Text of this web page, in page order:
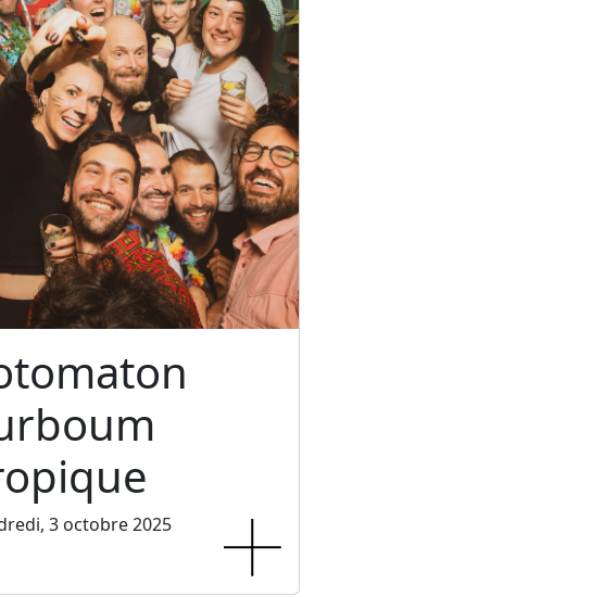
3 octobre 2025